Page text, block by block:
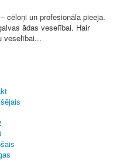
cēloņi un profesionāla pieeja.
ādas veselībai. Hair
veselībai...